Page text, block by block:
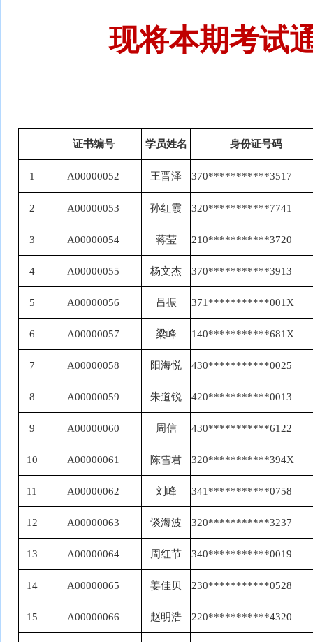
现将本期考试
证书编号 学员姓名 身份证号码
1 A00000052 王晋泽 370***********3517
2 A00000053 孙红霞 320***********7741
3 A00000054 蒋莹 210***********3720
4 A00000055 杨文杰 370***********3913
5 A00000056 吕振 371***********001X
6 A00000057 梁峰 140***********681X
7 A00000058 阳海悦 430***********0025
8 A00000059 朱道锐 420***********0013
9 A00000060 周信 430***********6122
10 A00000061 陈雪君 320***********394X
11 A00000062 刘峰 341***********0758
12 A00000063 谈海波 320***********3237
13 A00000064 周红节 340***********0019
14 A00000065 姜佳贝 230***********0528
15 A00000066 赵明浩 220***********4320